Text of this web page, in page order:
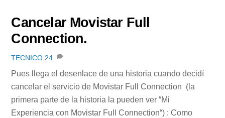
Cancelar Movistar Full
Connection.
TECNICO 24
Pues llega el desenlace de una historia cuando decidí
cancelar el servicio de Movistar Full Connection (la
primera parte de la historia la pueden ver “Mi
Experiencia con Movistar Full Connection“) : Como